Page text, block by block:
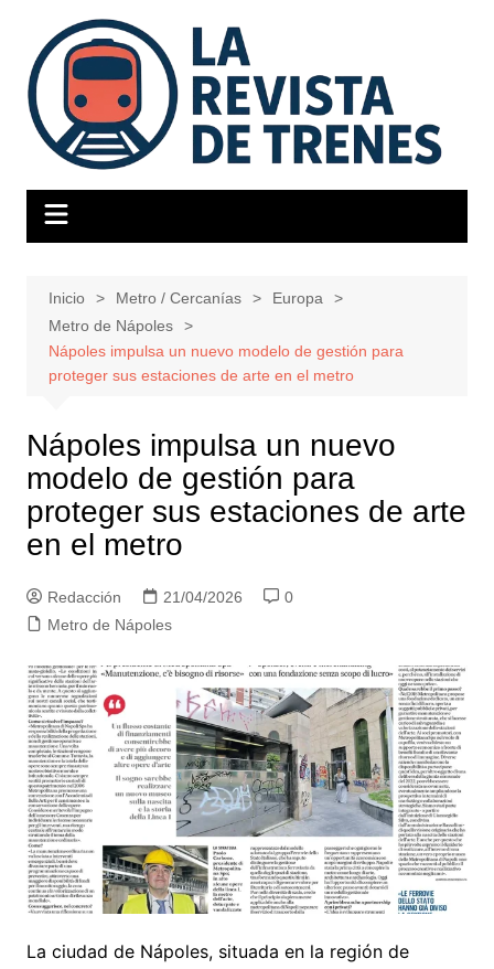
contenido
Inicio Metro / Cercanías
Europa
Metro de Nápoles
Nápoles impulsa un nuevo modelo de gestión para
proteger sus estaciones de arte en el metro
Nápoles impulsa un nuevo
modelo de gestión para
proteger sus estaciones de arte
en el metro
Redacción 21/04/2026
0
Metro de Nápoles
La ciudad de Nápoles, situada en la región de